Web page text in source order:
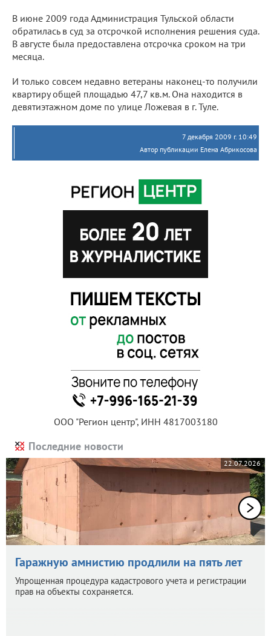
В июне 2009 года Администрация Тульской области
обратилась в суд за отсрочкой исполнения решения суда.
В августе была предоставлена отсрочка сроком на три
месяца.
И только совсем недавно ветераны наконец-то получили
квартиру общей площадью 47,7 кв.м. Она находится в
девятиэтажном доме по улице Ложевая в г. Туле.
7 декабря 2009 г. 10:49
Автор публикации Елена Абрикосова
ООО "Регион центр", ИНН 4817003180
Последние новости
22.07.2026
Гаражную амнистию продлили на пять лет
Упрощенная процедура кадастрового учета и регистрации
прав на объекты сохраняется.